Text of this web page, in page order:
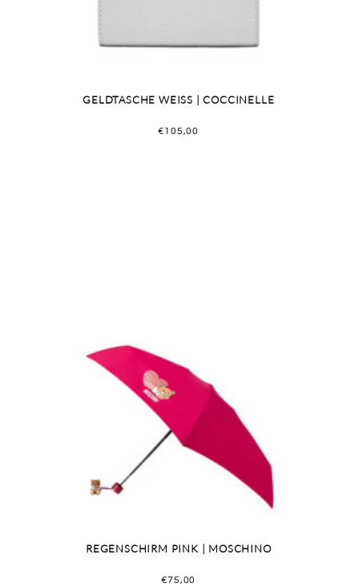
GELDTASCHE WEISS | COCCINELLE
€105,00
REGENSCHIRM PINK | MOSCHINO
€75,00